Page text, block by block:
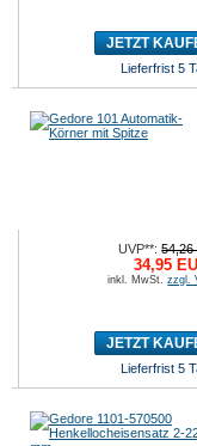
JETZT
Lieferfrist 5
UVP**:54,26
34,95
inkl. MwSt.zzgl.
JETZT
Lieferfrist 5